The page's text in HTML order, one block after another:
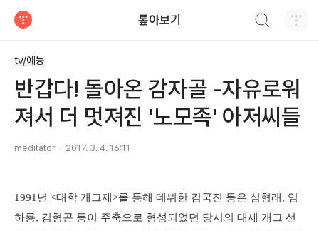
톺아보기
tv/예능
반갑다! 돌아온 감자골 -자유로워
져서 더 멋져진 '노모족' 아저씨들
meditator 2017. 3. 4. 16:11
1991년 <대학 개그제>를 통해 데뷔한 김국진 등은 심형래, 임
하룡, 김형곤 등이 주축으로 형성되었던 당시의 대세 개그 선